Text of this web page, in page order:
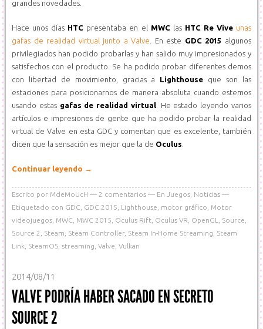
grandes novedades.
Hace unos días HTC presentaba en el MWC las HTC Re Vive unas
gafas de realidad virtual junto a Valve . En este GDC 2015 algunos
privilegiados han podido probarlas y han salido muy impresionados y
satisfechos con el producto. Se ha podido probar diferentes demos
con libertad de movimiento, gracias a Lighthouse que son las
estaciones para posicionarnos de manera absoluta cuando estemos
usando estas gafas de realidad virtual. He estado leyendo varios
artículos e impresiones de gente que ha podido probar la realidad
virtual de Valve en esta GDC y comentan que es excelente, también
dicen que la sensación es mejor que la de Oculus
Continuar leyendo →
Escrito por MdeMoUcH 2 comentarios En Juegos Noticias
Etiquetado con GDC GDC 2015 Lighthouse motor gráfico
Motor
videojuegos MWC MWC 2015 Oculus Rift Oculus VR OpenGL Source
Source 2
Steam Steam Controller, Steam In-Home Streaming
Steam
Link
SteamOS streaming Valve Vulkan
2014/08/11
VALVE PODRÍA HABER SACADO EN SECRETO
SOURCE 2